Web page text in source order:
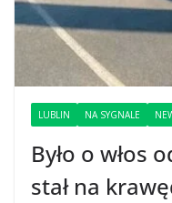
LUBLIN NA SYGNALE
Było o włos
stał na